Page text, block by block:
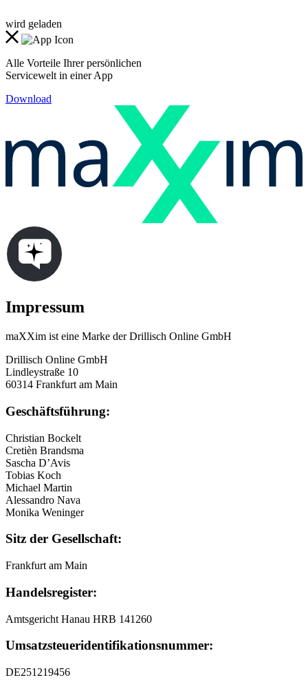
wird geladen
Alle Vorteile Ihrer persönlichen
Servicewelt in einer App
Download
Impressum
maXXim ist eine Marke der Drillisch Online GmbH
Drillisch Online GmbH
Lindleystraße 10
60314 Frankfurt am Main
Geschäftsführung:
Christian Bockelt
Cretièn Brandsma
Sascha D’Avis
Tobias Koch
Michael Martin
Alessandro Nava
Monika Weninger
Sitz der Gesellschaft:
Frankfurt am Main
Handelsregister:
Amtsgericht Hanau HRB 141260
Umsatzsteuer­identifikationsnummer:
DE251219456